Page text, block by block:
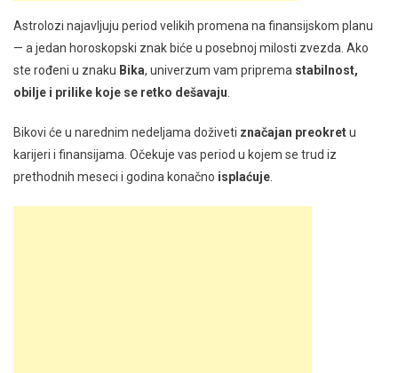
Astrolozi najavljuju period velikih promena na finansijskom planu
— a jedan horoskopski znak biće u posebnoj milosti zvezda. Ako
ste rođeni u znaku Bika, univerzum vam priprema stabilnost,
obilje i prilike koje se retko dešavaju
Bikovi će u narednim nedeljama doživeti značajan preokretu
karijeri i finansijama. Očekuje vas period u kojem se trud iz
prethodnih meseci i godina konačno isplaćuje